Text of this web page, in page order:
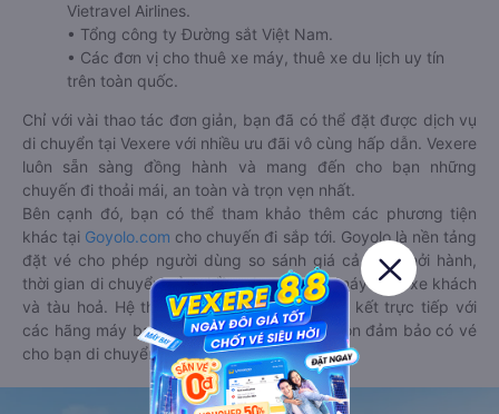
Vietravel Airlines.
• Tổng công ty Đường sắt Việt Nam.
• Các đơn vị cho thuê xe máy, thuê xe du lịch uy tín
trên toàn quốc.
Chỉ với vài thao tác đơn giản, bạn đã có thể đặt được dịch vụ
di chuyển tại Vexere với nhiều ưu đãi vô cùng hấp dẫn. Vexere
luôn sẵn sàng đồng hành và mang đến cho bạn những
chuyến đi thoải mái, an toàn và trọn vẹn nhất.
Bên cạnh đó, bạn có thể tham khảo thêm các phương tiện
khác tại Goyolo.com cho chuyến đi sắp tới. Goyolo là nền tảng
đặt vé cho phép người dùng so sánh giá cả, giờ khởi hành,
thời gian di chuyển của nhiều phương tiện máy bay, xe khách
và tàu hoả. Hệ thống của Goyolo được liên kết trực tiếp với
các hãng máy bay, xe khách và tàu hoả, luôn đảm bảo có vé
cho bạn di chuyển.